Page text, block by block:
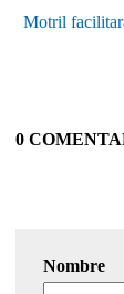
Motril
0
Nombre